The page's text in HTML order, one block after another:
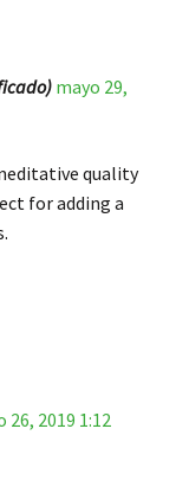
mayo 29,
quality
for adding a
26, 2019 1:12